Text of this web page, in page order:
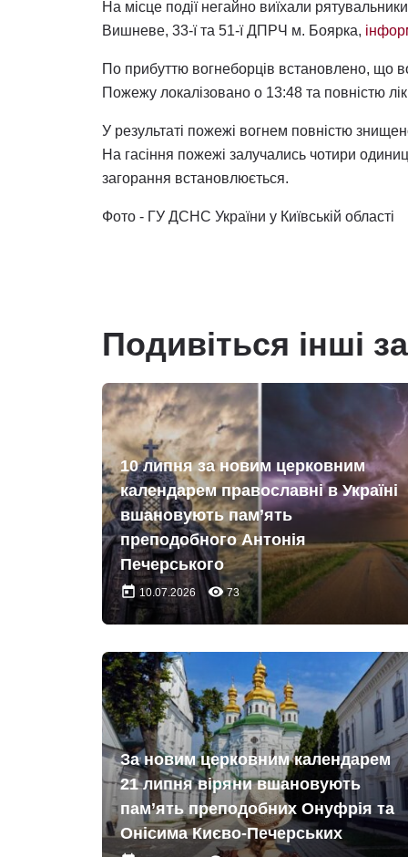
На місце події негайно виїхали
Вишневе, 33-ї та 51-ї ДПРЧ м. Боярка,
По прибуттю вогнеборців встановлено, що
Пожежу локалізовано о 13:48 та повністю
У результаті пожежі вогнем повністю
На гасіння пожежі залучались чотири
загорання встановлюється.
Фото - ГУ ДСНС України у Київській області
Подивіться інші
10 липня за новим церковним
календарем православні в Україні
вшановують пам’ять
преподобного Антонія
Печерського
today 10.07.2026 remove_red_eye73
За новим церковним календарем
21 липня віряни вшановують
пам’ять преподобних Онуфрія та
Онісима Києво-Печерських